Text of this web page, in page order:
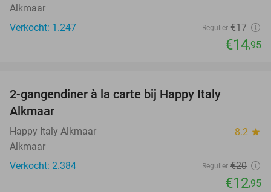
Alkmaar
Verkocht: 1.247
Regulier €17
€14,95
2-gangendiner à la carte bij Happy Italy
Alkmaar
Happy Italy Alkmaar 8.2 star
Alkmaar
Verkocht: 2.384
Regulier €20
€12,95